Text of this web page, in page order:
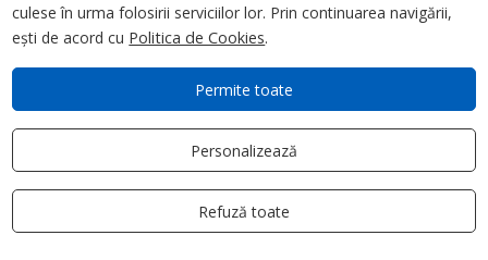
culese în urma folosirii serviciilor lor. Prin continuarea navigării,
ești de acord cu Politica de Cookies.
Permite toate
Personalizează
Refuză toate